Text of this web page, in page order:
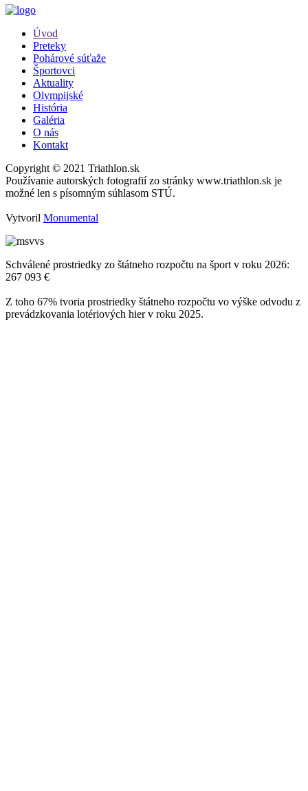
Úvod
Preteky
Pohárové súťaže
Športovci
Aktuality
Olympijské
História
Galéria
O nás
Kontakt
Copyright © 2021 Triathlon.sk
Používanie autorských fotografií zo stránky www.triathlon.sk je
možné len s písomným súhlasom STÚ.
Vytvoril Monumental
Schválené prostriedky zo štátneho rozpočtu na šport v roku 2026:
267 093 €
Z toho 67% tvoria prostriedky štátneho rozpočtu vo výške odvodu z
prevádzkovania lotériových hier v roku 2025.